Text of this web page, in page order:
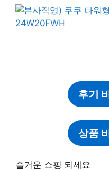
후기
상품
즐거운 쇼핑 되세요